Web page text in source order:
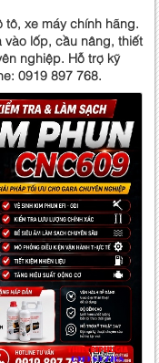
xe máy chính hãng.
vào lốp, cầu nâng, thiết
nghiệp. Hỗ trợ kỹ
0919 897 768.